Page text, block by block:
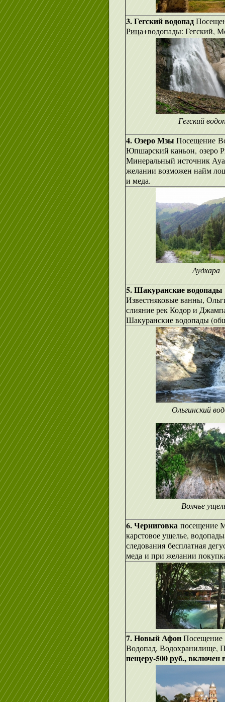
3. Гегский водопад
Рица+водопады: Гегский,
Гегский
4. Озеро Мзы Посещение
Юпшарский каньон, озеро
Минеральный источник
желании возможен найм
и меда.
Аудхара
5. Шакуранские водопады
Известняковые ванны,
слияние рек Кодор и
Шакуранские водопады
Ольгинский
Волчье
6. Черниговка посещение
карстовое ущелье, водопады
следования бесплатная
меда и при желании
7. Новый АфонПосещение
Водопад, Водохранилище,
пещеру-500 руб., включен